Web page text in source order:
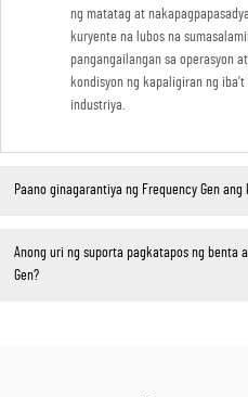
ng matatag at
kuryente na lubos na
pangangailangan sa operasyon
kondisyon ng kapaligiran ng
industriya.
Paano ginagarantiya ng Frequency Gen
Anong uri ng suporta pagkatapos ng benta
Gen?